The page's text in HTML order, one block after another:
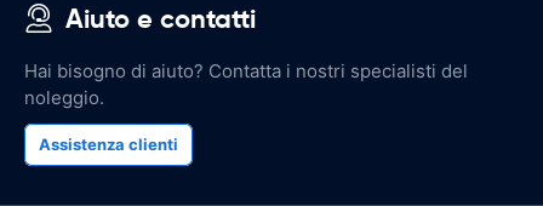
Aiuto e contatti
Hai bisogno di aiuto? Contatta i nostri specialisti del
noleggio.
Assistenza clienti